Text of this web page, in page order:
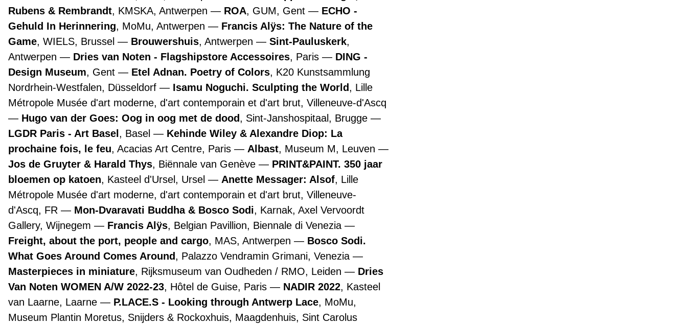
Rubens & Rembrandt, KMSKA, Antwerpen ROA, GUM, Gent
ECHO -
Gehuld In Herinnering, MoMu, Antwerpen
Francis Alÿs: The Nature of the
Game, WIELS, Brussel Brouwershuis, Antwerpen Sint-Pauluskerk,
Antwerpen
Dries van Noten - Flagshipstore Accessoires, Paris
DING -
Design Museum, Gent Etel Adnan. Poetry of Colors, K20 Kunstsammlung
Nordrhein-Westfalen, Düsseldorf
Isamu Noguchi. Sculpting the World, Lille
Métropole Musée d'art moderne, d'art contemporain et d'art brut, Villeneuve-d'Ascq
Hugo van der Goes: Oog in oog met de dood, Sint-Janshospitaal, Brugge
LGDR Paris - Art Basel , Basel
Kehinde Wiley & Alexandre Diop: La
prochaine fois, le feu, Acacias Art Centre, Paris Albast, Museum M, Leuven
Jos de Gruyter & Harald Thys, Biënnale van Genève
PRINT&PAINT. 350 jaar
bloemen op katoen, Kasteel d'Ursel, Ursel Anette Messager: Alsof, Lille
Métropole Musée d'art moderne, d'art contemporain et d'art brut, Villeneuve-
d'Ascq, FR
Mon-Dvaravati Buddha & Bosco Sodi, Karnak, Axel Vervoordt
Gallery, Wijnegem
Francis Alÿs, Belgian Pavillion, Biennale di Venezia
Freight, about the port, people and cargo, MAS, Antwerpen
Bosco Sodi.
What Goes Around Comes Around, Palazzo Vendramin Grimani, Venezia
Masterpieces in miniature, Rijksmuseum van Oudheden / RMO, Leiden
Dries
Van Noten WOMEN A/W 2022-23, Hôtel de Guise, Paris NADIR 2022, Kasteel
van Laarne, Laarne
P.LACE.S - Looking through Antwerp Lace, MoMu,
Museum Plantin Moretus, Snijders & Rockoxhuis, Maagdenhuis, Sint Carolus